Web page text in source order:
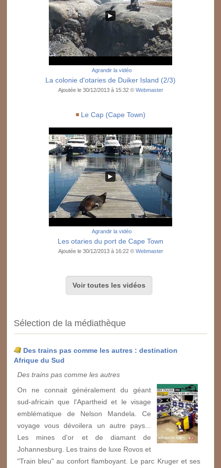
Agrandir la vidéo
La colonie d'otaries de Duiker Island (2/3)
Ajoutée le 30/12/2013 à 15:32 © Webmaster
Le Cap (Cape Town)
Agrandir la vidéo
Les otaries du port de Cape Town
Ajoutée le 30/12/2013 à 16:22 © Webmaster
Voir toutes les vidéos
Sélection de la médiathèque
Des trains pas comme les autres : destination
Afrique du Sud
Des trains pas comme les autres
On ne connait généralement du géant
sud-africain que l'Apartheid et le visage
emblématique de Nelson Mandela. Ce
voyage vous dévoilera un autre pays...
Les mines d'or et de diamant de
Johannesburg. Les trains de luxe Rovos et
"Train bleu" au confort flamboyant. Le parc Kruger et ses